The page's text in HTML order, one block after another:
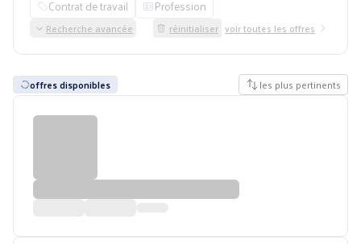
Contrat de travail Profession
Recherche avancée réinitialiser voir toutes les offres
offres disponibles les plus pertinents